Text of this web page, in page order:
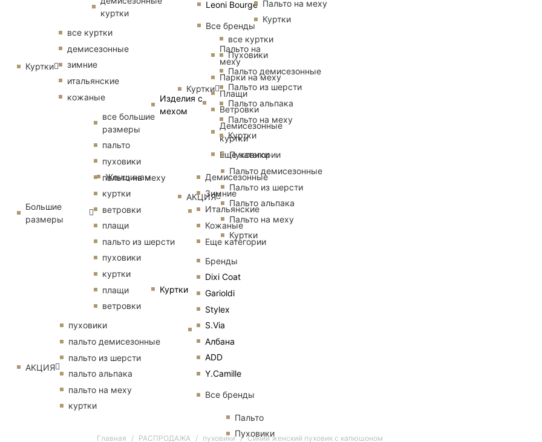
Женщинам
Leoni Bourge
Все бренды
Изделия с
мехом
Пальто на
меху
Парки на меху
Плащи
Ветровки
Демисезонные
куртки
Еще категории
Куртки
Демисезонные
Зимние
Итальянские
Кожаные
Еще категории
Бренды
Dixi Coat
Garioldi
Stylex
S.Via
Албана
ADD
Y.Camille
Все бренды
Пальто
Пуховики
куртки
Куртки
все куртки
демисезонные
зимние
итальянские
кожаные
Большие
размеры
все большие
размеры
пальто
пуховики
пальто на меху
куртки
ветровки
плащи
пальто из шерсти
пуховики
куртки
плащи
ветровки
АКЦИЯ
пуховики
пальто демисезонные
пальто из шерсти
пальто альпака
пальто на меху
куртки
Пальто на меху
Куртки
Куртки
все куртки
Пуховики
Пальто демисезонные
Пальто из шерсти
Пальто альпака
Пальто на меху
Куртки
АКЦИЯ
Пуховики
Пальто демисезонные
Пальто из шерсти
Пальто альпака
Пальто на меху
Куртки
Главная РАСПРОДАЖА пуховики Синий женский пуховик с капюшоном